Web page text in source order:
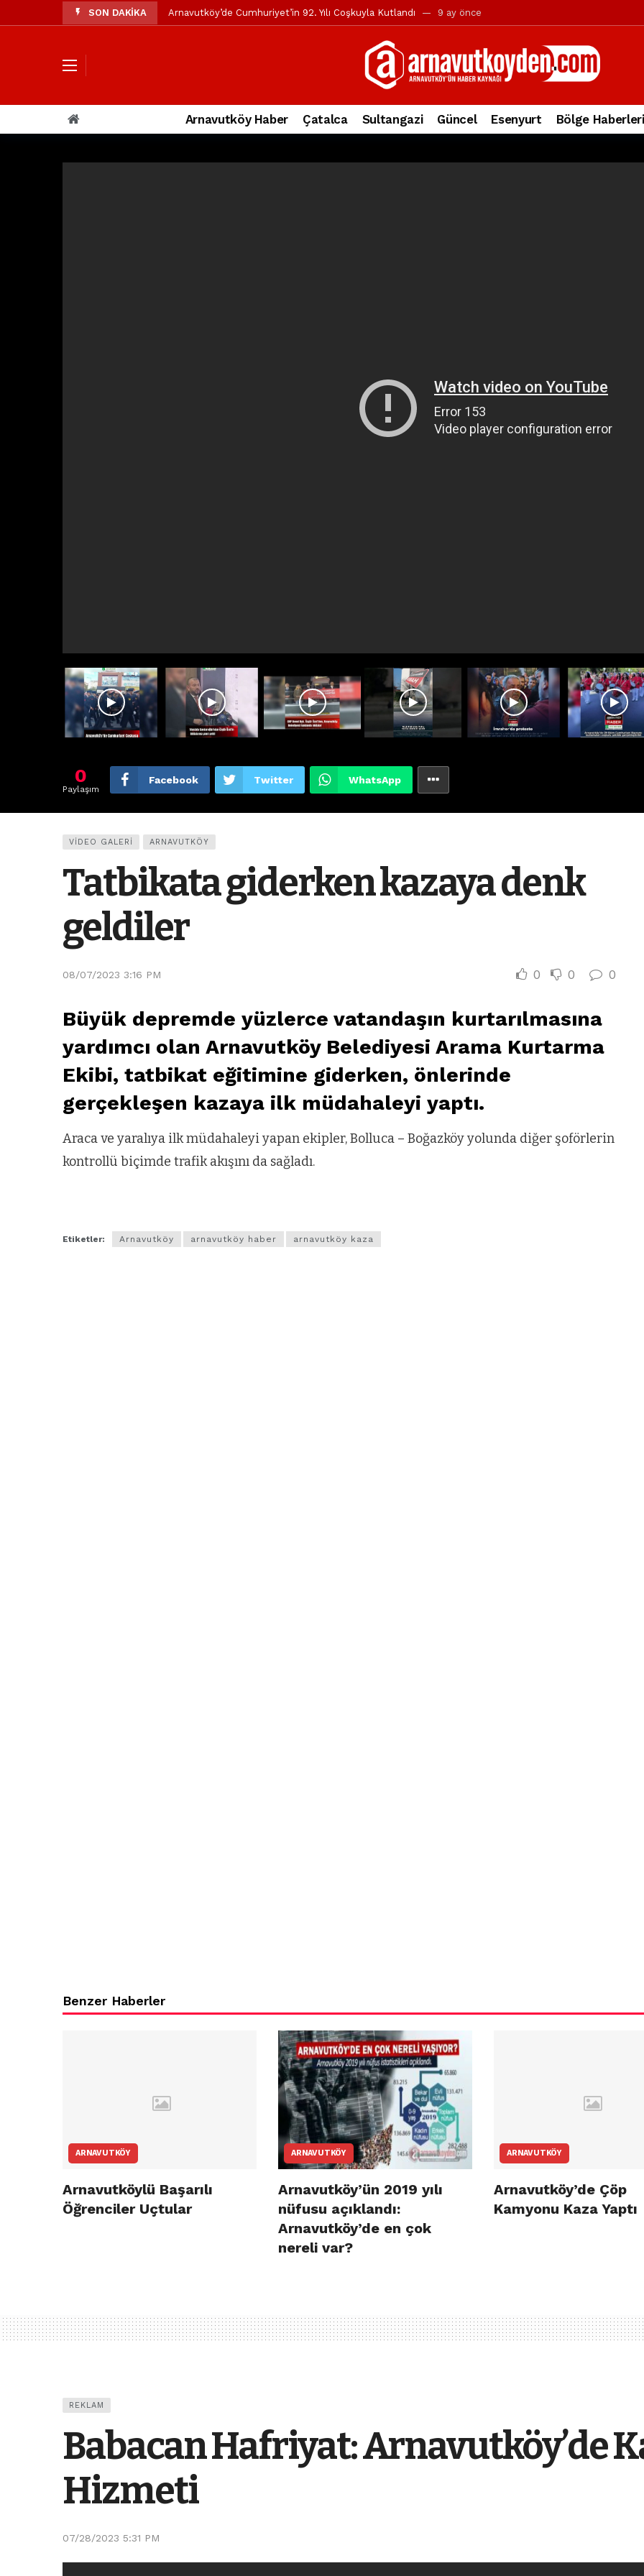
SON DAKİKA Arnavutköy’de Cumhuriyet’in 92. Yılı Coşkuyla Kutlandı 9 ay önce
Özgür Özel’den Arnavutköy Belediyesi’ne ve Mustafa Candaroğlu’na yönelik suçlamalar 10 ay önce
Arnavutköy’ün nüfusu 2024 yılında 344.868’e ulaştı 1 yıl önce
Arnavutköy Taşoluk’ta seyir halindeki otomobil alev alev yandı. 2 yıl önce
Arnavutköy İmrahor Mahallesi sakinleri protesto gösterisi düzenledi 2 yıl önce
Arnavutköy Haber Çatalca Sultangazi Güncel Esenyurt Bölge Haberleri
0
Paylaşım
Facebook Twitter WhatsApp
VIDEO GALERI ARNAVUTKÖY
Tatbikata giderken kazaya denk
geldiler
08/07/2023 3:16 PM 0 0 0
Büyük depremde yüzlerce vatandaşın kurtarılmasına
yardımcı olan Arnavutköy Belediyesi Arama Kurtarma
Ekibi, tatbikat eğitimine giderken, önlerinde
gerçekleşen kazaya ilk müdahaleyi yaptı.
Araca ve yaralıya ilk müdahaleyi yapan ekipler, Bolluca – Boğazköy yolunda diğer şoförlerin
kontrollü biçimde trafik akışını da sağladı.
Etiketler: Arnavutköy arnavutköy haber arnavutköy kaza
suçlamalar
Benzer Haberler
ARNAVUTKÖY
Arnavutköylü Başarılı
Öğrenciler Uçtular
ARNAVUTKÖY
Arnavutköy’ün 2019 yılı
nüfusu açıklandı:
Arnavutköy’de en çok
nereli var?
ARNAVUTKÖY
Arnavutköy’de Çöp
Kamyonu Kaza Yaptı
REKLAM
Babacan Hafriyat: Arnavutköy’de
Hizmeti
07/28/2023 5:31 PM